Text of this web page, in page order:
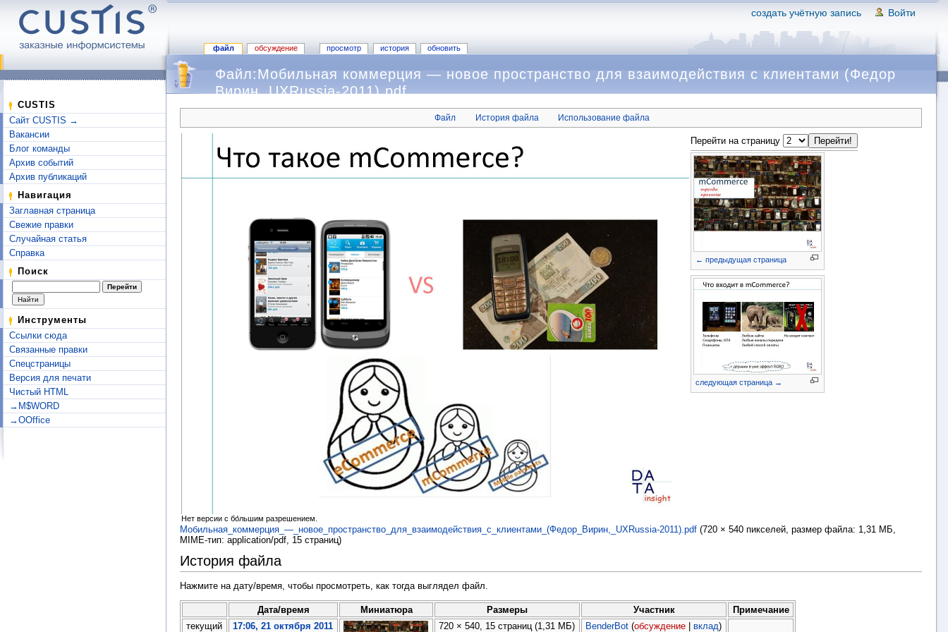
создать учётную запись Войти
файл обсуждение просмотр история обновить
CUSTIS
Сайт CUSTIS →
Вакансии
Блог команды
Архив событий
Архив публикаций
Навигация
Заглавная страница
Свежие правки
Случайная статья
Справка
Поиск
Инструменты
Ссылки сюда
Связанные правки
Спецстраницы
Версия для печати
Чистый HTML
→M$WORD
→OOffice
Файл:Мобильная коммерция — новое пространство для взаимодействия с клиентами (Федор
Вирин, UXRussia-2011).pdf
Файл История файла Использование файла
Нет версии с бо́льшим разрешением.
Перейти на страницу
← предыдущая страница
следующая страница →
Мобильная_коммерция_—_новое_пространство_для_взаимодействия_с_клиентами_(Федор_Вирин,_UXRussia-2011).pdf (720 × 540 пикселей, размер файла: 1,31 МБ,
MIME-тип: application/pdf, 15 страниц)
История файла
Нажмите на дату/время, чтобы просмотреть, как тогда выглядел файл.
Дата/время Миниатюра Размеры Участник
Примечание
текущий
17:06, 21 октября 2011 720 × 540, 15 страниц(1,31 МБ) BenderBot (обсуждение |вклад)